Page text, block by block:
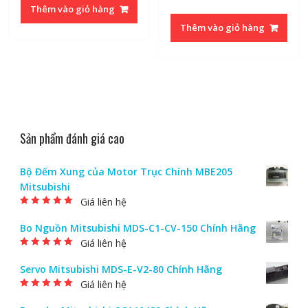
Thêm vào giỏ hàng
Thêm vào giỏ hàng
Sản phẩm đánh giá cao
Bộ Đếm Xung của Motor Trục Chính MBE205
Mitsubishi
Giá liên hệ
Bo Nguồn Mitsubishi MDS-C1-CV-150 Chính Hãng
Giá liên hệ
Servo Mitsubishi MDS-E-V2-80 Chính Hãng
Giá liên hệ